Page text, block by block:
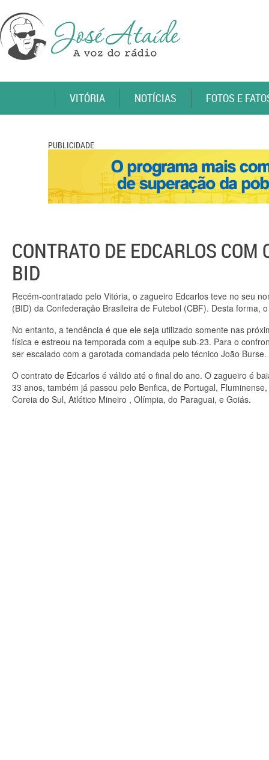
VITÓRIA NOTÍCIAS FOTOS E
PUBLICIDADE
CONTRATO DE EDCARLOS
BID
Recém-contratado pelo Vitória, o zagueiro Edcarlos teve no seu
(BID) da Confederação Brasileira de Futebol (CBF). Desta forma,
No entanto, a tendência é que ele seja utilizado somente nas
física e estreou na temporada com a equipe sub-23. Para o
ser escalado com a garotada comandada pelo técnico João Burse.
O contrato de Edcarlos é válido até o final do ano. O zagueiro é
33 anos, também já passou pelo Benfica, de Portugal,
Coreia do Sul, Atlético Mineiro , Olímpia, do Paraguai, e Goiás.